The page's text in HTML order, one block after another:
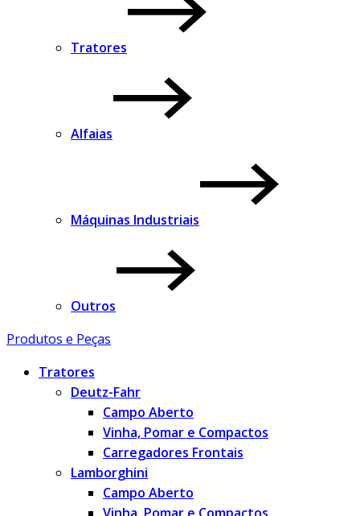
Tratores
Alfaias
Máquinas Industriais
Outros
Produtos e Peças
Tratores
Deutz-Fahr
Campo Aberto
Vinha, Pomar e Compactos
Carregadores Frontais
Lamborghini
Campo Aberto